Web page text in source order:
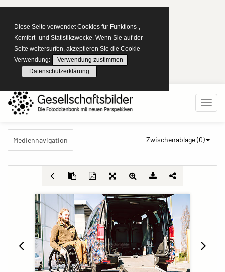
Diese Seite verwendet Cookies für Funktions-,
Komfort- und Statistikzwecke. Wenn Sie auf der
Seite weitersurfen, akzeptieren Sie die Cookie-
Verwendung:
Verwendung zustimmen
Datenschutzerklärung
Mediennavigation Zwischenablage (0)